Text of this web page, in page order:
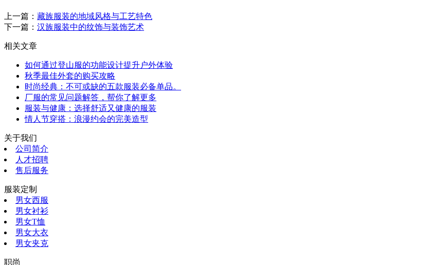
上一篇： 藏族服装的地域风格与工艺特色
下一篇： 汉族服装中的纹饰与装饰艺术
相关文章
如何通过登山服的功能设计提升户外体验
秋季最佳外套的购买攻略
时尚经典：不可或缺的五款服装必备单品。
厂服的常见问题解答，帮你了解更多
服装与健康：选择舒适又健康的服装
情人节穿搭：浪漫约会的完美造型
关于我们
公司简介
人才招聘
售后服务
服装定制
男女西服
男女衬衫
男女T恤
男女大衣
男女夹克
职尚